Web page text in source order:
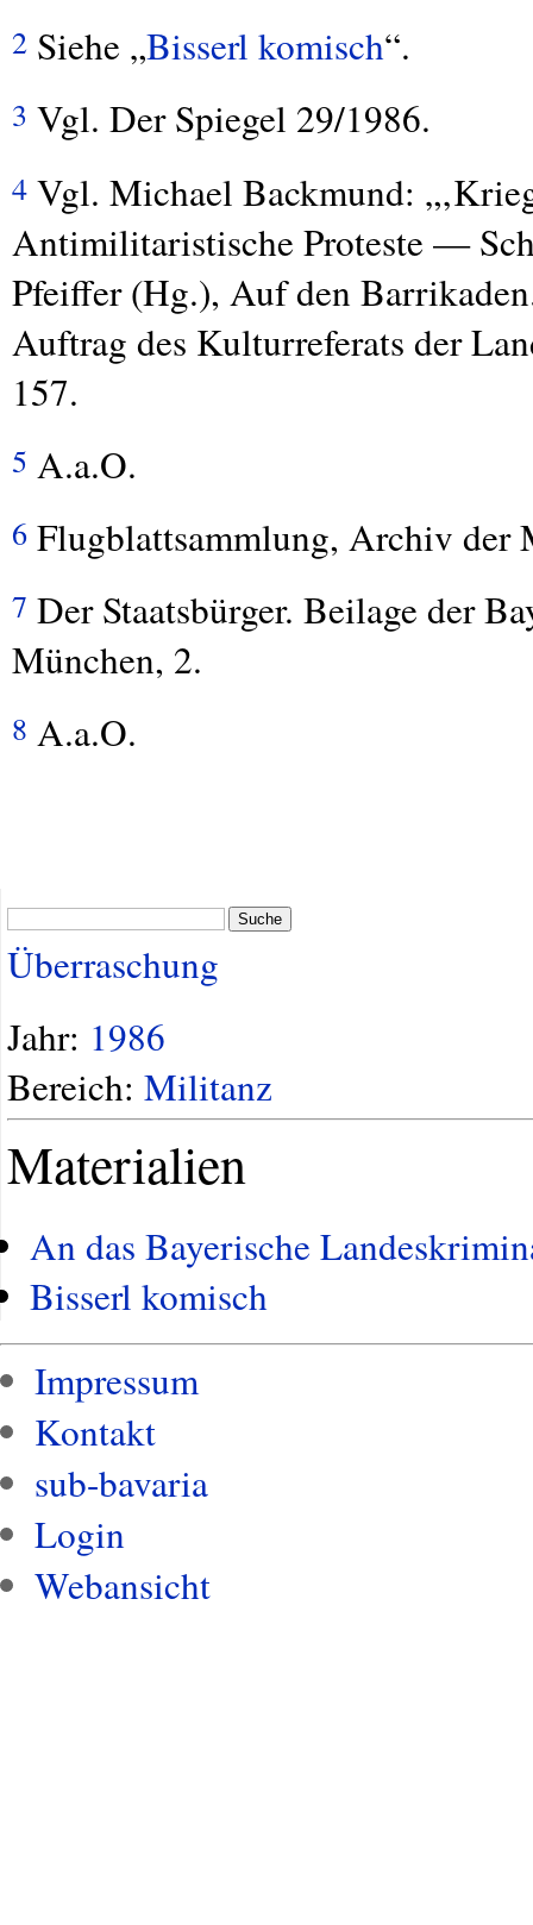
2 Siehe „Bisserl komisch“.
3 Vgl. Der Spiegel 29/1986.
4 Vgl. Michael Backmund:
Antimilitaristische Proteste —
Pfeiffer (Hg.), Auf den
Auftrag des Kulturreferats der
157.
5 A.a.O.
6 Flugblattsammlung, Archiv der
7 Der Staatsbürger. Beilage der
München, 2.
8 A.a.O.
Suche
Überraschung
Jahr: 1986
Bereich: Militanz
Materialien
An das Bayerische
Bisserl komisch
Impressum
Kontakt
sub-bavaria
Login
Webansicht